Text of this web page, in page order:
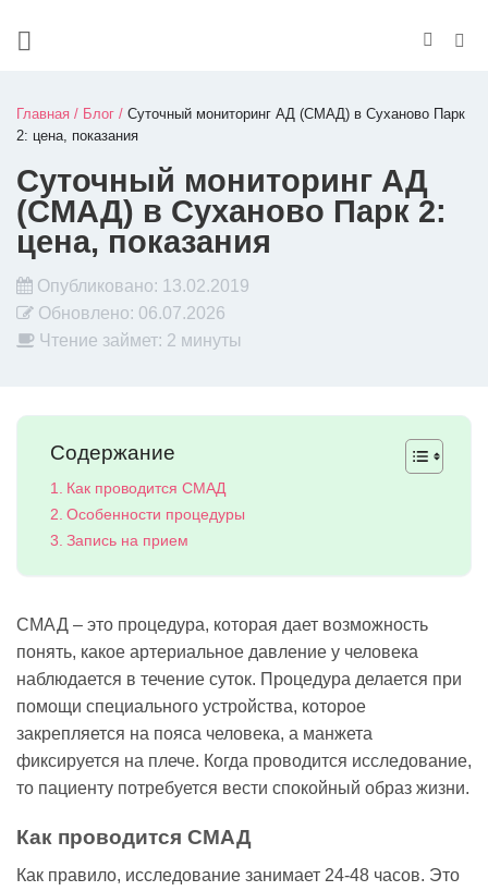
Главная / Блог / Суточный мониторинг АД (СМАД) в Суханово Парк
2: цена, показания
Суточный мониторинг АД
(СМАД) в Суханово Парк 2:
цена, показания
Опубликовано: 13.02.2019
Обновлено: 06.07.2026
Чтение займет: 2 минуты
Содержание
Как проводится СМАД
Особенности процедуры
Запись на прием
СМАД – это процедура, которая дает возможность
понять, какое артериальное давление у человека
наблюдается в течение суток. Процедура делается при
помощи специального устройства, которое
закрепляется на пояса человека, а манжета
фиксируется на плече. Когда проводится исследование,
то пациенту потребуется вести спокойный образ жизни.
Как проводится СМАД
Как правило, исследование занимает 24-48 часов. Это